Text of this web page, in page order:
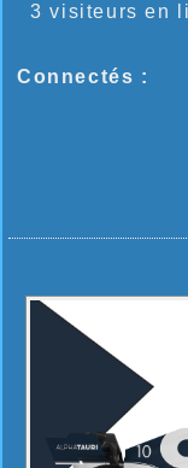
3 visiteurs en
Connectés :